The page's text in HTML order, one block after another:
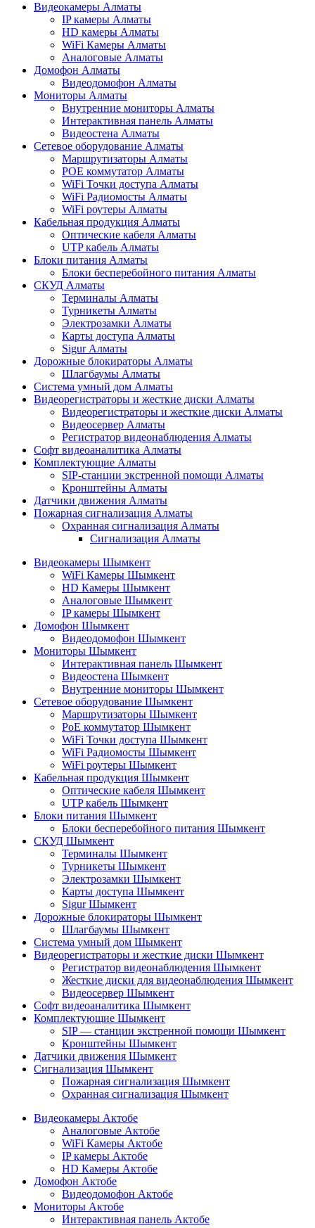
Видеокамеры Алматы
IP камеры Алматы
HD камеры Алматы
WiFi Камеры Алматы
Аналоговые Алматы
Домофон Алматы
Видеодомофон Алматы
Мониторы Алматы
Внутренние мониторы Алматы
Интерактивная панель Алматы
Видеостена Алматы
Сетевое оборудование Алматы
Маршрутизаторы Алматы
POE коммутатор Алматы
WiFi Точки доступа Алматы
WiFi Радиомосты Алматы
WiFi роутеры Алматы
Кабельная продукция Алматы
Оптические кабеля Алматы
UTP кабель Алматы
Блоки питания Алматы
Блоки бесперебойного питания Алматы
СКУД Алматы
Терминалы Алматы
Турникеты Алматы
Электрозамки Алматы
Карты доступа Алматы
Sigur Алматы
Дорожные блокираторы Алматы
Шлагбаумы Алматы
Система умный дом Алматы
Видеорегистраторы и жесткие диски Алматы
Видеорегистраторы и жесткие диски Алматы
Видеосервер Алматы
Регистратор видеонаблюдения Алматы
Софт видеоаналитика Алматы
Комплектующие Алматы
SIP-станции экстренной помощи Алматы
Кронштейны Алматы
Датчики движения Алматы
Пожарная сигнализация Алматы
Охранная сигнализация Алматы
Сигнализация Алматы
Видеокамеры Шымкент
WiFi Камеры Шымкент
HD Камеры Шымкент
Аналоговые Шымкент
IP камеры Шымкент
Домофон Шымкент
Видеодомофон Шымкент
Мониторы Шымкент
Интерактивная панель Шымкент
Видеостена Шымкент
Внутренние мониторы Шымкент
Сетевое оборудование Шымкент
Маршрутизаторы Шымкент
PoE коммутатор Шымкент
WiFi Точки доступа Шымкент
WiFi Радиомосты Шымкент
WiFi роутеры Шымкент
Кабельная продукция Шымкент
Оптические кабеля Шымкент
UTP кабель Шымкент
Блоки питания Шымкент
Блоки бесперебойного питания Шымкент
СКУД Шымкент
Терминалы Шымкент
Турникеты Шымкент
Электрозамки Шымкент
Карты доступа Шымкент
Sigur Шымкент
Дорожные блокираторы Шымкент
Шлагбаумы Шымкент
Система умный дом Шымкент
Видеорегистраторы и жесткие диски Шымкент
Регистратор видеонаблюдения Шымкент
Жесткие диски для видеонаблюдения Шымкент
Видеосервер Шымкент
Софт видеоаналитика Шымкент
Комплектующие Шымкент
SIP — станции экстренной помощи Шымкент
Кронштейны Шымкент
Датчики движения Шымкент
Сигнализация Шымкент
Пожарная сигнализация Шымкент
Охранная сигнализация Шымкент
Видеокамеры Актобе
Аналоговые Актобе
WiFi Камеры Актобе
IP камеры Актобе
HD Камеры Актобе
Домофон Актобе
Видеодомофон Актобе
Мониторы Актобе
Интерактивная панель Актобе